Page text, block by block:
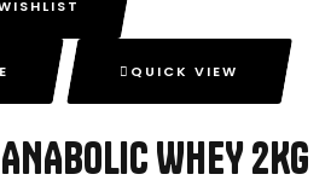
QUICK VIEW
WHEY 2KG